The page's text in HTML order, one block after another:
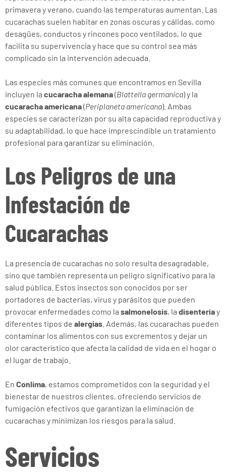
primavera y verano, cuando las temperaturas aumentan. Las
cucarachas suelen habitar en zonas oscuras y cálidas, como
desagües, conductos y rincones poco ventilados, lo que
facilita su supervivencia y hace que su control sea más
complicado sin la intervención adecuada.
Las especies más comunes que encontramos en Sevilla
incluyen la cucaracha alemana(Blattella germanica) y la
cucaracha americana(Periplaneta americana). Ambas
especies se caracterizan por su alta capacidad reproductiva y
su adaptabilidad, lo que hace imprescindible un tratamiento
profesional para garantizar su eliminación.
Los Peligros de una
Infestación de
Cucarachas
La presencia de cucarachas no solo resulta desagradable,
sino que también representa un peligro significativo para la
salud pública. Estos insectos son conocidos por ser
portadores de bacterias, virus y parásitos que pueden
provocar enfermedades como la salmonelosis, la disenteríay
diferentes tipos de alergias . Además, las cucarachas pueden
contaminar los alimentos con sus excrementos y dejar un
olor característico que afecta la calidad de vida en el hogar o
el lugar de trabajo.
En Conlima, estamos comprometidos con la seguridad y el
bienestar de nuestros clientes, ofreciendo servicios de
fumigación efectivos que garantizan la eliminación de
cucarachas y minimizan los riesgos para la salud.
Servicios